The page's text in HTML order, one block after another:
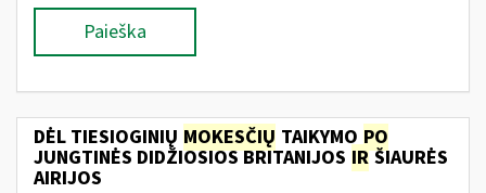
Paieška
DĖL TIESIOGINIŲ MOKESČIŲ TAIKYMO PO
JUNGTINĖS DIDŽIOSIOS BRITANIJOS IRŠIAURĖS
AIRIJOS